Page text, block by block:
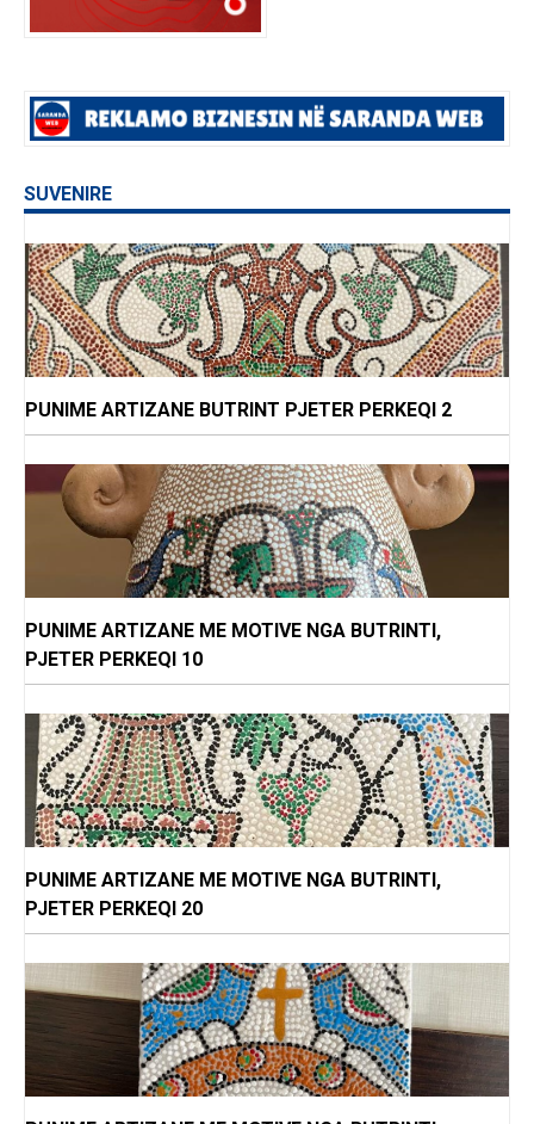
SUVENIRE
PUNIME ARTIZANE BUTRINT PJETER PERKEQI 2
PUNIME ARTIZANE ME MOTIVE NGA BUTRINTI,
PJETER PERKEQI 10
PUNIME ARTIZANE ME MOTIVE NGA BUTRINTI,
PJETER PERKEQI 20